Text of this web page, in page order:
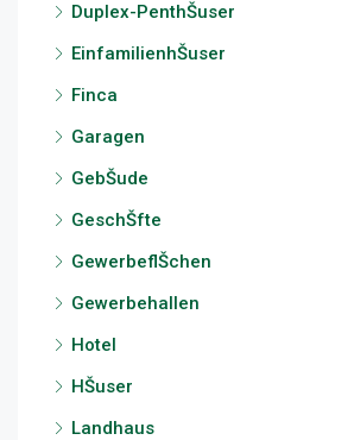
Duplex-PenthŠuser
EinfamilienhŠuser
Finca
Garagen
GebŠude
GeschŠfte
GewerbeflŠchen
Gewerbehallen
Hotel
HŠuser
Landhaus